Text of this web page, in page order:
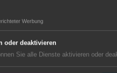
Lieblingsbeere ist die
27 Fachaussteller
Werbung
oder deaktivieren
Sie alle Dienste aktivieren oder